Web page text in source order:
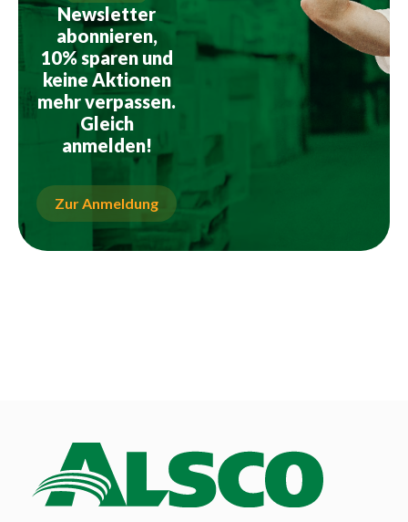
Newsletter
abonnieren,
10% sparen und
keine Aktionen
mehr verpassen.
Gleich
anmelden!
Zur Anmeldung